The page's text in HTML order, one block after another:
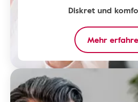
Diskret und
Mehr